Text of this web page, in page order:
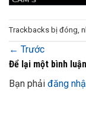
Trackbacks bị đóng,
← Trước
Để lại một bình luận
Bạn phải đăng